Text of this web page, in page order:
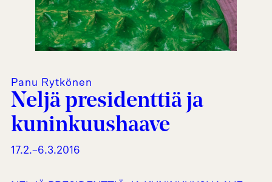
Panu Rytkönen
Neljä presidenttiä ja
kuninkuushaave
17.2.–6.3.2016